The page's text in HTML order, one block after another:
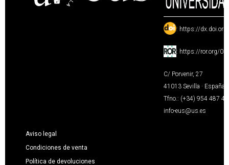
: https://
: https://ror.org/
C/ Porvenir, 27
41013 Sevilla · España
Tfno.: (+34) 954 487
info-eus@us.es
Aviso legal
Condiciones de venta
Política de devoluciones